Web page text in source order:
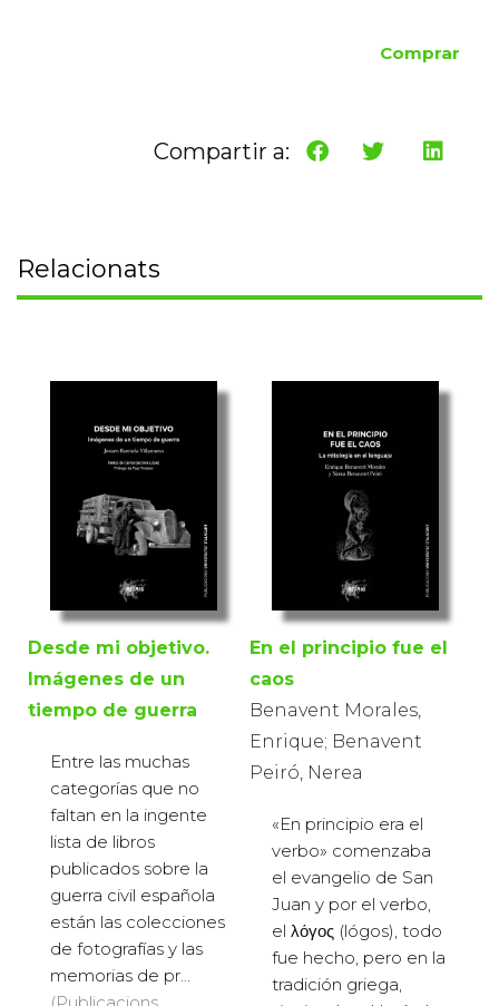
Comprar
Compartir a:
Relacionats
Desde mi objetivo.
Imágenes de un
tiempo de guerra
Entre las muchas
categorías que no
faltan en la ingente
lista de libros
publicados sobre la
guerra civil española
están las colecciones
de fotografías y las
memorias de pr...
En el principio fue el
caos
Benavent Morales,
Enrique; Benavent
Peiró, Nerea
«En principio era el
verbo» comenzaba
el evangelio de San
Juan y por el verbo,
el λόγος (lógos), todo
fue hecho, pero en la
tradición griega,